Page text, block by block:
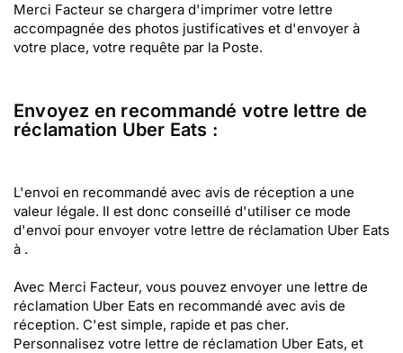
Merci Facteur se chargera d'imprimer votre lettre
accompagnée des photos justificatives et d'envoyer à
votre place, votre requête par la Poste.
Envoyez en recommandé votre lettre de
réclamation Uber Eats :
L'envoi en recommandé avec avis de réception a une
valeur légale. Il est donc conseillé d'utiliser ce mode
d'envoi pour envoyer votre lettre de réclamation Uber Eats
à .
Avec Merci Facteur, vous pouvez envoyer une lettre de
réclamation Uber Eats en recommandé avec avis de
réception. C'est simple, rapide et pas cher.
Personnalisez votre lettre de réclamation Uber Eats, et